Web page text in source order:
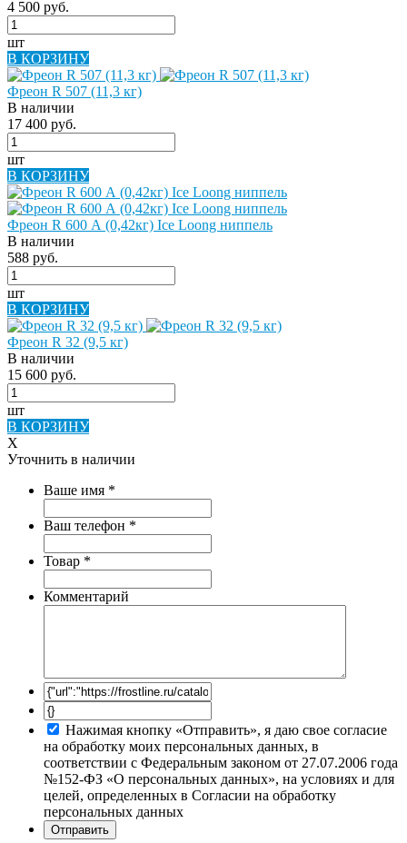
4 500 руб.
шт
В КОРЗИНУ
Фреон R 507 (11,3 кг)
В наличии
17 400 руб.
шт
В КОРЗИНУ
Фреон R 600 А (0,42кг) Ice Loong ниппель
В наличии
588 руб.
шт
В КОРЗИНУ
Фреон R 32 (9,5 кг)
В наличии
15 600 руб.
шт
В КОРЗИНУ
X
Уточнить в наличии
Ваше имя *
Ваш телефон *
Товар *
Комментарий
Нажимая кнопку «Отправить», я даю свое согласие
на обработку моих персональных данных, в
соответствии с Федеральным законом от 27.07.2006 года
№152-ФЗ «О персональных данных», на условиях и для
целей, определенных в Согласии на обработку
персональных данных